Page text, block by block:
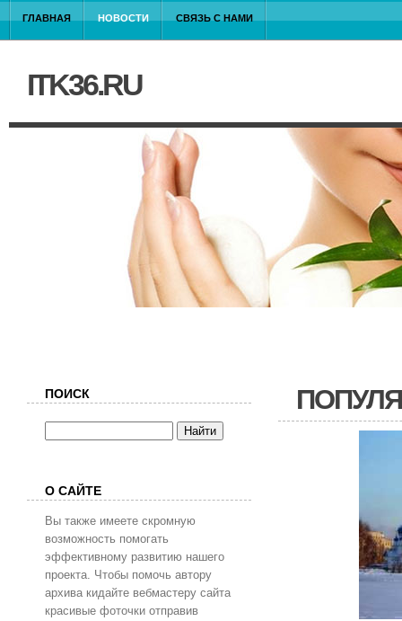
ГЛАВНАЯ НОВОСТИ СВЯЗЬ С НАМИ
ITK36.RU
ПОИСК
О САЙТЕ
Вы также имеете скромную
возможность помогать
эффективному развитию нашего
проекта. Чтобы помочь автору
архива кидайте вебмастеру сайта
красивые фоточки отправив